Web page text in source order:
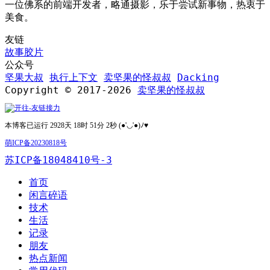
一位佛系的前端开发者，略通摄影，乐于尝试新事物，热衷于
美食。
友链
故事胶片
公众号
坚果大叔 执行上下文 卖坚果的怪叔叔
Dacking
Copyright © 2017-2026 卖坚果的怪叔叔
本博客已运行 2928天 18时 51分 2秒 (●'◡'●)ﾉ♥
萌ICP备20230818号
苏ICP备18048410号-3
首页
闲言碎语
技术
生活
记录
朋友
热点新闻